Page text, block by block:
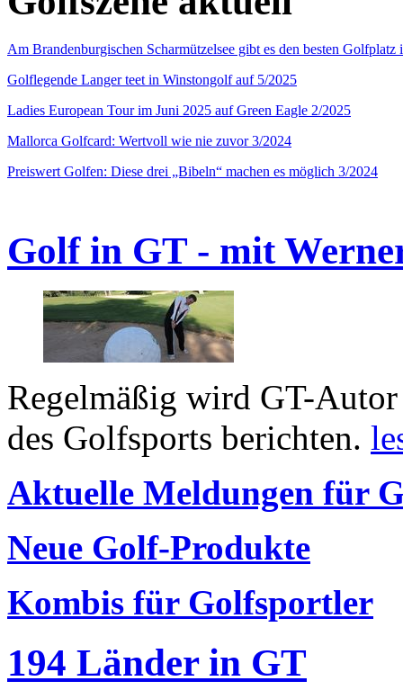
Am Brandenburgischen Scharmützelsee gibt es den besten
Golflegende Langer teet in Winstongolf auf 5/2025
Ladies European Tour im Juni 2025 auf Green Eagle 2/2025
Mallorca Golfcard: Wertvoll wie nie zuvor 3/2024
Preiswert Golfen: Diese drei „Bibeln“ machen es möglich 3/2024
Golf in GT - mit
Regelmäßig wird GT-
des Golfsports berichten.
Aktuelle Meldungen für
Neue Golf-Produkte
Kombis für Golfsportler
194 Länder in GT